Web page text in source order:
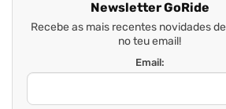
Newsletter GoRide
Recebe as mais recentes novidades
no teu email!
Email: